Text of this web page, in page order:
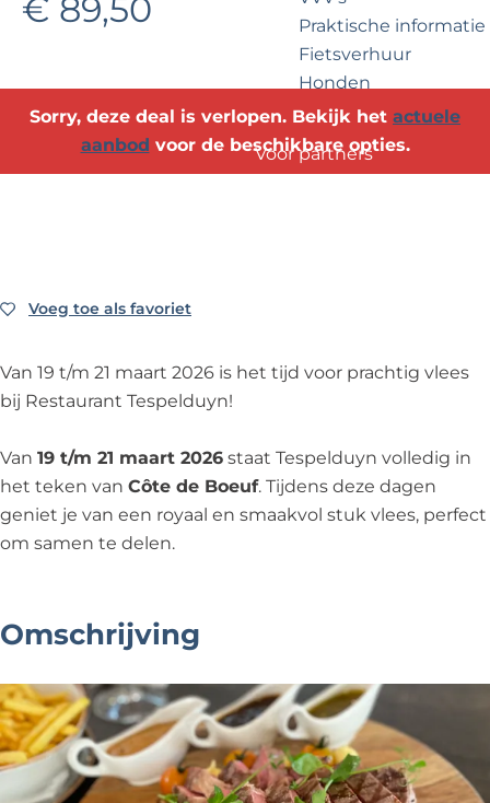
Praktische informatie
Fietsverhuur
Honden
Voor partners
€ 89,50
Sorry, deze deal is verlopen. Bekijk het actuele
aanbod voor de beschikbare opties.
Voeg toe als favorietVoeg toe als favoriet
Van 19 t/m 21 maart 2026 is het tijd voor prachtig vlees
bij Restaurant Tespelduyn!
Van 19 t/m 21 maart 2026 staat Tespelduyn volledig in
het teken van Côte de Boeuf. Tijdens deze dagen
geniet je van een royaal en smaakvol stuk vlees, perfect
om samen te delen.
Omschrijving